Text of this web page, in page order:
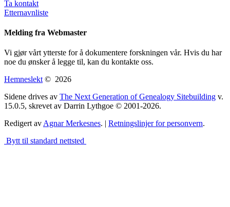
Ta kontakt
Etternavnliste
Melding fra Webmaster
Vi gjør vårt ytterste for å dokumentere forskningen vår. Hvis du har
noe du ønsker å legge til, kan du kontakte oss.
Hemneslekt© 2026
Sidene drives av The Next Generation of Genealogy Sitebuilding v.
15.0.5, skrevet av Darrin Lythgoe © 2001-2026.
Redigert avAgnar Merkesnes. | Retningslinjer for personvern.
Bytt til standard nettsted